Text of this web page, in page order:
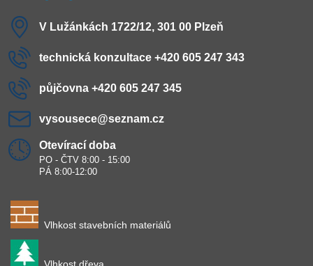
V Lužánkách 1722/12, 301 00 Plzeň
technická konzultace +420 605 247 343
půjčovna +420 605 247 345
vysousece​@seznam​.cz
Otevírací doba
PO - ČTV 8:00 - 15:00
PÁ 8:00-12:00
Vlhkost stavebních materiálů
Vlhkost dřeva